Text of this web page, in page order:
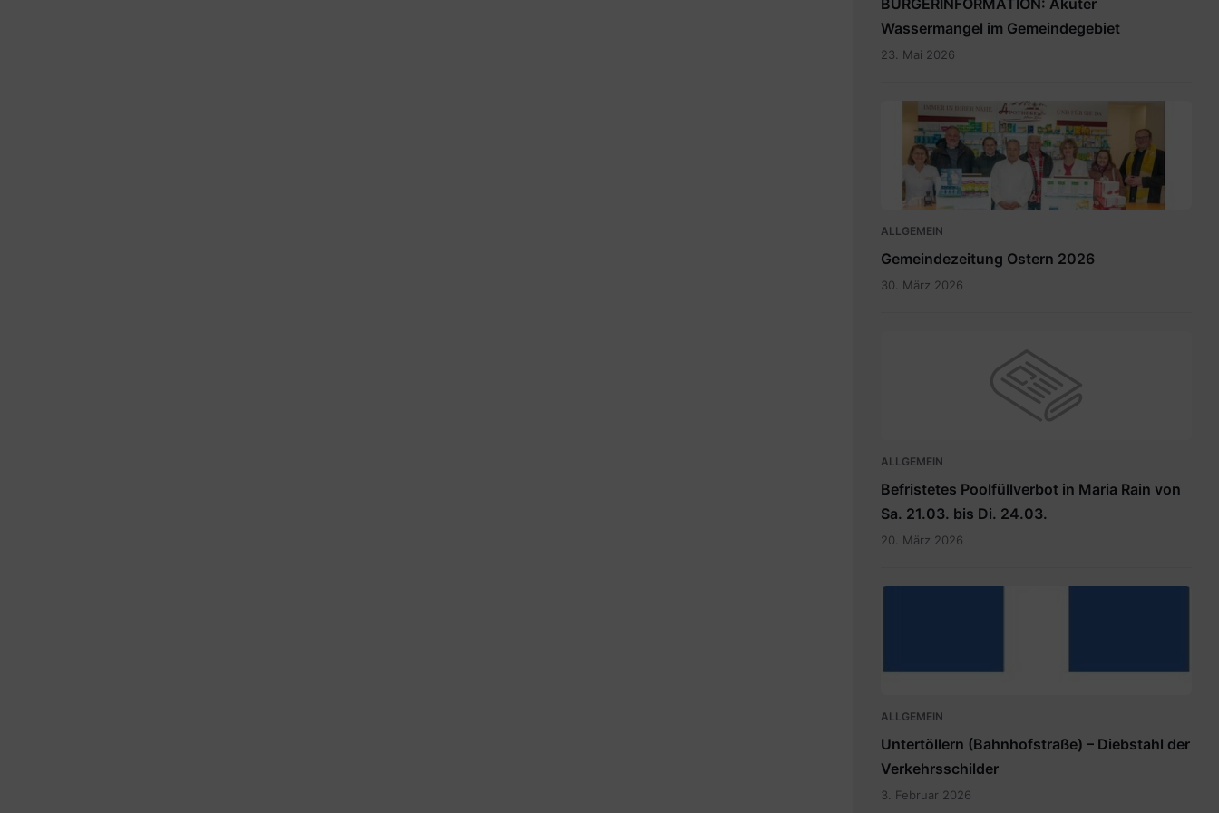
BÜRGERINFORMATION: Akuter
Wassermangel im Gemeindegebiet
23. Mai 2026
April
2026_INT.pdf
ALLGEMEIN
Gemeindezeitung Ostern 2026
30. März 2026
ALLGEMEIN
Befristetes Poolfüllverbot in Maria Rain von
Sa. 21.03. bis Di. 24.03.
20. März 2026
ALLGEMEIN
Untertöllern (Bahnhofstraße) – Diebstahl der
Verkehrsschilder
3. Februar 2026